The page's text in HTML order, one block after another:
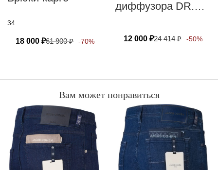
34
18 000 ₽61 900₽ -70%
диффузора DR.
FIRENZE MILANO
12 000 ₽24 414₽ -50%
Вам может понравиться